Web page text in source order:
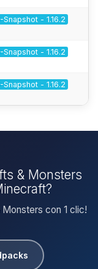
Snapshot - 1.16.2
Snapshot - 1.16.2
Snapshot - 1.16.2
& Monsters
Monsters con 1 clic!